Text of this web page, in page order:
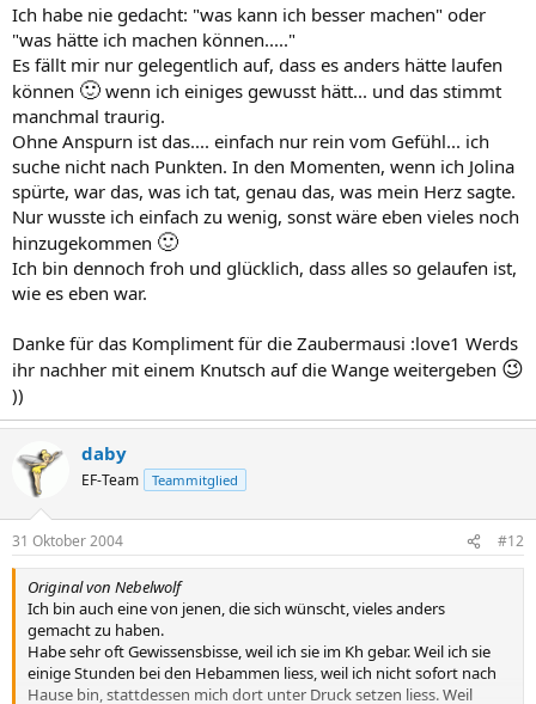
Ich habe nie gedacht: "was kann ich besser machen" oder
"was hätte ich machen können....."
Es fällt mir nur gelegentlich auf, dass es anders hätte laufen
können 🙂 wenn ich einiges gewusst hätt... und das stimmt
manchmal traurig.
Ohne Anspurn ist das.... einfach nur rein vom Gefühl... ich
suche nicht nach Punkten. In den Momenten, wenn ich Jolina
spürte, war das, was ich tat, genau das, was mein Herz sagte.
Nur wusste ich einfach zu wenig, sonst wäre eben vieles noch
hinzugekommen 🙂
Ich bin dennoch froh und glücklich, dass alles so gelaufen ist,
wie es eben war.
Danke für das Kompliment für die Zaubermausi :love1 Werds
ihr nachher mit einem Knutsch auf die Wange weitergeben 😉
))
daby
EF-Team Teammitglied
31 Oktober 2004 #12
Original von Nebelwolf
Ich bin auch eine von jenen, die sich wünscht, vieles anders
gemacht zu haben.
Habe sehr oft Gewissensbisse, weil ich sie im Kh gebar. Weil ich sie
einige Stunden bei den Hebammen liess, weil ich nicht sofort nach
Hause bin, stattdessen mich dort unter Druck setzen liess. Weil